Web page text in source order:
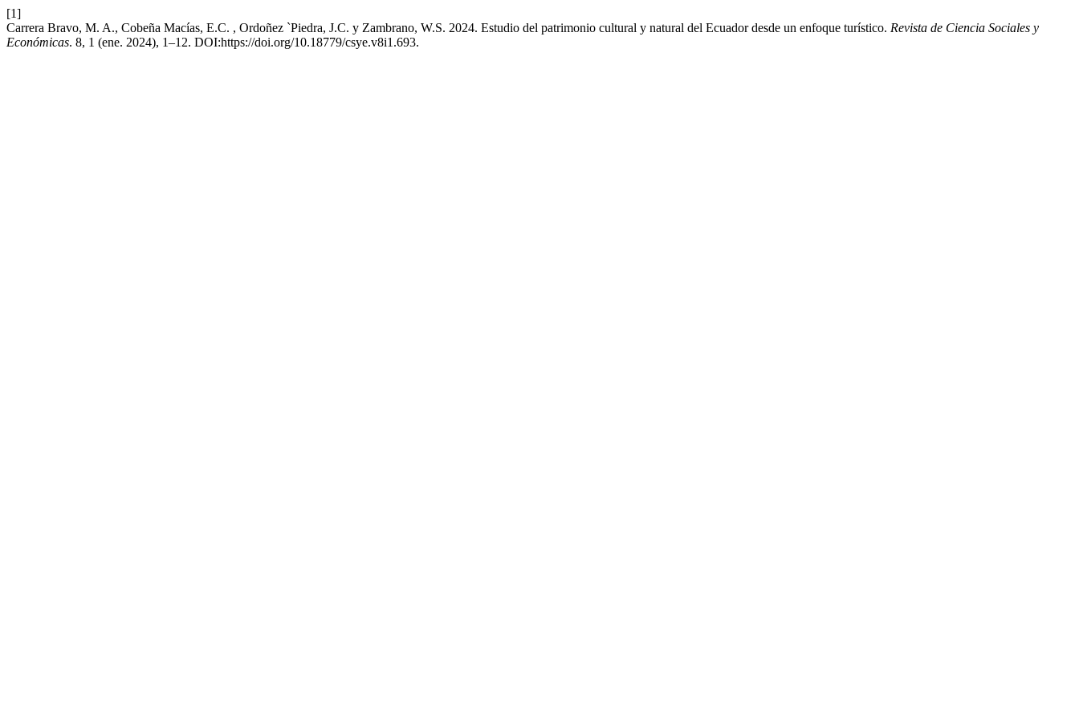
[1]
Carrera Bravo, M. A., Cobeña Macías, E.C. , Ordoñez `Piedra, J.C. y Zambrano, W.S. 2024. Estudio del patrimonio cultural y natural del Ecuador desde un enfoque turístico. Revista de Ciencia Sociales y
Económicas. 8, 1 (ene. 2024), 1–12. DOI:https://doi.org/10.18779/csye.v8i1.693.